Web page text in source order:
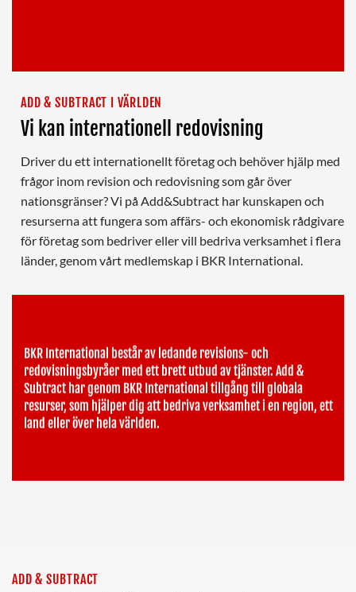
ADD & SUBTRACT I VÄRLDEN
Vi kan internationell redovisning
Driver du ett internationellt företag och behöver hjälp med
frågor inom revision och redovisning som går över
nationsgränser? Vi på Add&Subtract har kunskapen och
resurserna att fungera som affärs- och ekonomisk rådgivare
för företag som bedriver eller vill bedriva verksamhet i flera
länder, genom vårt medlemskap i BKR International.
BKR International består av ledande revisions- och
redovisningsbyråer med ett brett utbud av tjänster. Add &
Subtract har genom BKR International tillgång till globala
resurser, som hjälper dig att bedriva verksamhet i en region, ett
land eller över hela världen.
ADD & SUBTRACT